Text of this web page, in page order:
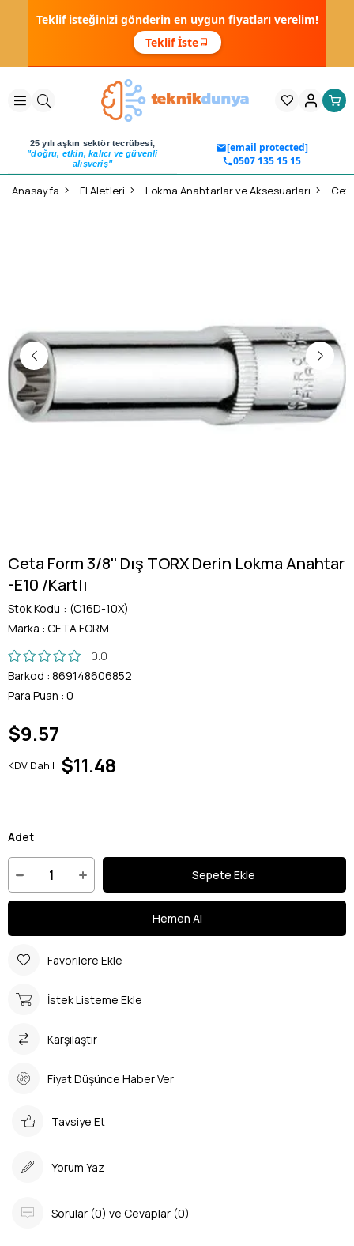
Teklif isteğinizi gönderin en uygun fiyatları verelim!
Teklif İste
25 yılı aşkın sektör tecrübesi,
"doğru, etkin, kalıcı ve güvenli
alışveriş"
[email protected]
0507 135 15 15
Anasayfa El Aletleri Lokma Anahtarlar ve Aksesuarları
Ceta Form 3/8'' Dış TORX Derin Lokma Anahtar
-E10 /Kartlı
Stok Kodu
(C16D-10X)
Marka : CETA FORM
0.0
Barkod : 869148606852
Para Puan : 0
$9.57
KDV Dahil $11.48
Adet
Favorilere Ekle
İstek Listeme Ekle
Karşılaştır
Fiyat Düşünce Haber Ver
Tavsiye Et
Yorum Yaz
Sorular (0) ve Cevaplar (0)